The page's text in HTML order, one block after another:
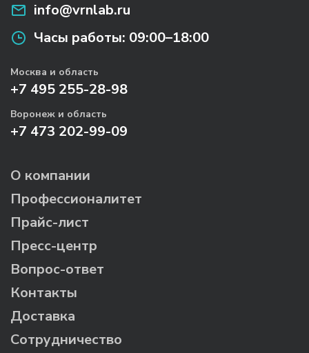
info@vrnlab.ru
Часы работы: 09:00–18:00
Москва и область
+7 495 255-28-98
Воронеж и область
+7 473 202-99-09
О компании
Профессионалитет
Прайс-лист
Пресс-центр
Вопрос-ответ
Контакты
Доставка
Сотрудничество